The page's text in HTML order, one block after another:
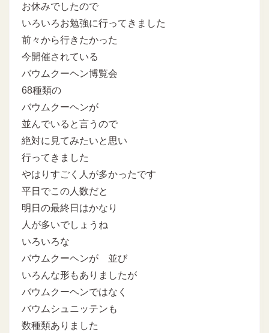
お休みでしたので
いろいろお勉強に行ってきました
前々から行きたかった
今開催されている
バウムクーヘン博覧会
68種類の
バウムクーヘンが
並んでいると言うので
絶対に見てみたいと思い
行ってきました
やはりすごく人が多かったです
平日でこの人数だと
明日の最終日はかなり
人が多いでしょうね
いろいろな
バウムクーヘンが 並び
いろんな形もありましたが
バウムクーヘンではなく
バウムシュニッテンも
数種類ありました